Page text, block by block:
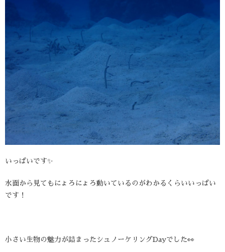
いっぱいです✨
水面から見てもにょろにょろ動いているのがわかるくらいいっぱい
です！
小さい生物の魅力が詰まったシュノーケリングDayでした👀